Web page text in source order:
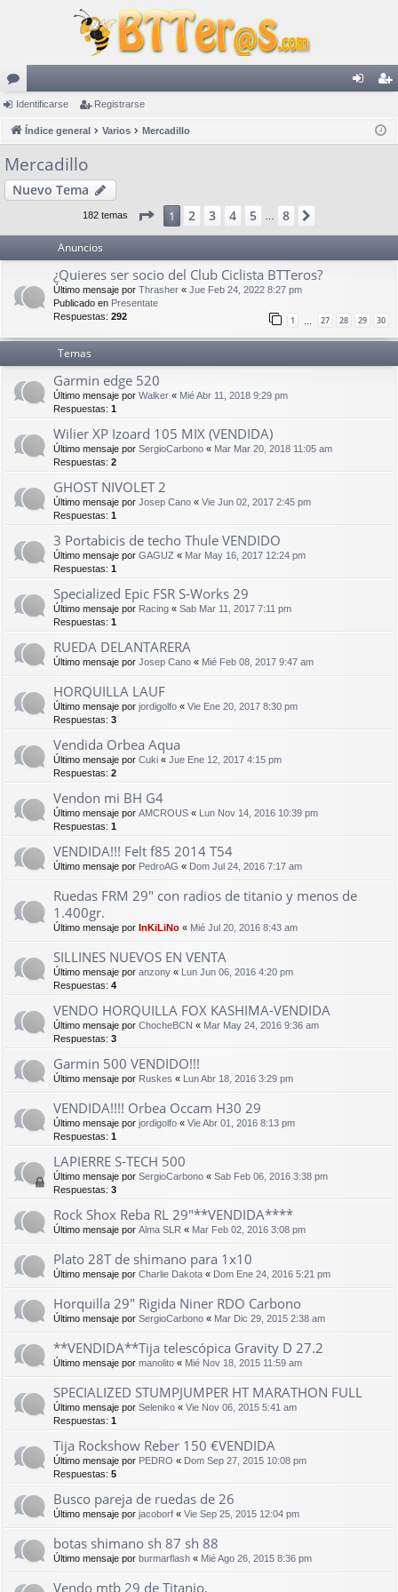
or
os ist
Identificarse Registrarse
Índice general Varios Mercadillo
Mercadillo
Nuevo Tema
182 temas Página de 8
1 2 3 4 5 8
Anuncios
¿Quieres ser socio del Club Ciclista BTTeros?
Último mensaje por Thrasher « Jue Feb 24, 2022 8:27 pm
Publicado en Presentate
Respuestas: 292 1 … 27 28 29 30
Temas
Garmin edge 520
Último mensaje por Walker « Mié Abr 11, 2018 9:29 pm
Respuestas: 1
Wilier XP Izoard 105 MIX (VENDIDA)
Último mensaje por SergioCarbono « Mar Mar 20, 2018 11:05 am
Respuestas: 2
GHOST NIVOLET 2
Último mensaje por Josep Cano « Vie Jun 02, 2017 2:45 pm
Respuestas: 1
3 Portabicis de techo Thule VENDIDO
Último mensaje por GAGUZ « Mar May 16, 2017 12:24 pm
Respuestas: 1
Specialized Epic FSR S-Works 29
Último mensaje por Racing « Sab Mar 11, 2017 7:11 pm
Respuestas: 1
RUEDA DELANTARERA
Último mensaje por Josep Cano « Mié Feb 08, 2017 9:47 am
HORQUILLA LAUF
Último mensaje por jordigolfo « Vie Ene 20, 2017 8:30 pm
Respuestas: 3
Vendida Orbea Aqua
Último mensaje por Cuki « Jue Ene 12, 2017 4:15 pm
Respuestas: 2
Vendon mi BH G4
Último mensaje por AMCROUS « Lun Nov 14, 2016 10:39 pm
Respuestas: 1
VENDIDA!!! Felt f85 2014 T54
Último mensaje por PedroAG « Dom Jul 24, 2016 7:17 am
Ruedas FRM 29" con radios de titanio y menos de
1.400gr.
Último mensaje por InKiLiNo « Mié Jul 20, 2016 8:43 am
SILLINES NUEVOS EN VENTA
Último mensaje por anzony « Lun Jun 06, 2016 4:20 pm
Respuestas: 4
VENDO HORQUILLA FOX KASHIMA-VENDIDA
Último mensaje por ChocheBCN « Mar May 24, 2016 9:36 am
Respuestas: 3
Garmin 500 VENDIDO!!!
Último mensaje por Ruskes « Lun Abr 18, 2016 3:29 pm
VENDIDA!!!! Orbea Occam H30 29
Último mensaje por jordigolfo « Vie Abr 01, 2016 8:13 pm
Respuestas: 1
LAPIERRE S-TECH 500
Último mensaje por SergioCarbono « Sab Feb 06, 2016 3:38 pm
Respuestas: 3
Rock Shox Reba RL 29"**VENDIDA****
Último mensaje por Alma SLR « Mar Feb 02, 2016 3:08 pm
Plato 28T de shimano para 1x10
Último mensaje por Charlie Dakota « Dom Ene 24, 2016 5:21 pm
Horquilla 29" Rigida Niner RDO Carbono
Último mensaje por SergioCarbono « Mar Dic 29, 2015 2:38 am
**VENDIDA**Tija telescópica Gravity D 27.2
Último mensaje por manolito « Mié Nov 18, 2015 11:59 am
SPECIALIZED STUMPJUMPER HT MARATHON FULL
Último mensaje por Seleniko « Vie Nov 06, 2015 5:41 am
Respuestas: 1
Tija Rockshow Reber 150 €VENDIDA
Último mensaje por PEDRO « Dom Sep 27, 2015 10:08 pm
Respuestas: 5
Busco pareja de ruedas de 26
Último mensaje por jacoborf « Vie Sep 25, 2015 12:04 pm
botas shimano sh 87 sh 88
Último mensaje por burmarflash « Mié Ago 26, 2015 8:36 pm
Vendo mtb 29 de Titanio.